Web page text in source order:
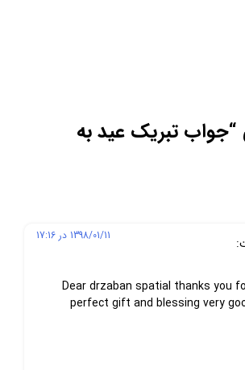
جواب تبریک عید به
1398/01/11 در 17:16
Dear drzaban spatial thanks you
perfect gift and blessing very